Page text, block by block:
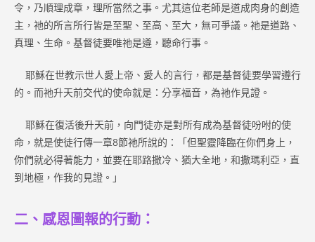
令，乃順理成章，理所當然之事。尤其這位老師是道成肉身的創造
主，祂的所言所行皆是至聖、至高、至大，無可爭議。祂是道路、
真理、生命。基督徒要唯祂是遵，聽命行事。
耶穌在世教示世人愛上帝、愛人的言行，都是基督徒要學習遵行
的。而祂升天前交代的使命就是：分享福音，為祂作見證。
耶穌在復活後升天前，向門徒亦是對所有成為基督徒吩咐的使
命，就是使徒行傳一章8節祂所說的：「但聖靈降臨在你們身上，
你們就必得著能力，並要在耶路撒冷、猶大全地，和撒瑪利亞，直
到地極，作我的見證。」
二、感恩圖報的行動：